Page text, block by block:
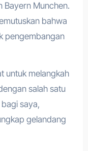
Bayern Munchen.
bahwa
pengembangan
untuk melangkah
salah satu
saya,
gelandang